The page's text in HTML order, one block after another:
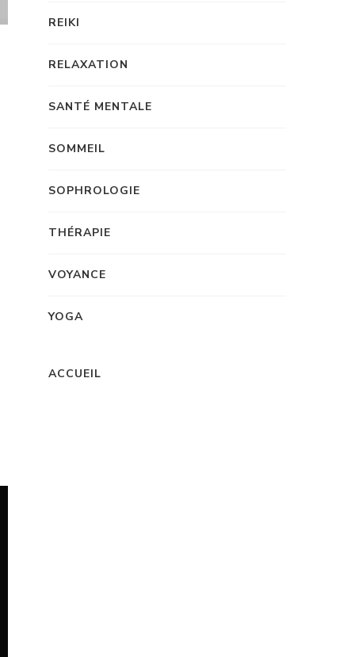
REIKI
RELAXATION
SANTÉ MENTALE
SOMMEIL
SOPHROLOGIE
THÉRAPIE
VOYANCE
YOGA
ACCUEIL